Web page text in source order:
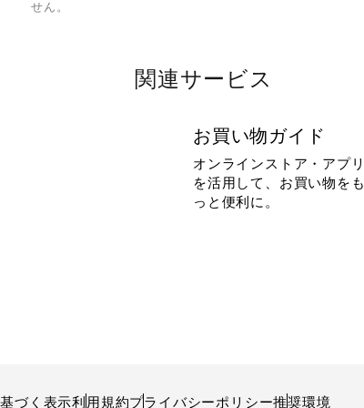
せん。
関連サービス
お買い物ガイド
オンラインストア・アプリ
を活用して、お買い物をも
っと便利に。
づく表示利用規約プライバシーポリシー推奨環境